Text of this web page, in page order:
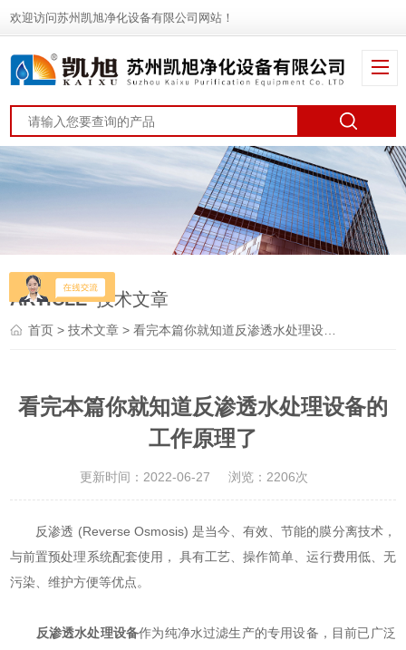
欢迎访问苏州凯旭净化设备有限公司网站！
ARTICLE 技术文章
首页 >技术文章 > 看完本篇你就知道反渗透水处理设备的工作原理了
看完本篇你就知道反渗透水处理设备的
工作原理了
更新时间：2022-06-27 浏览：2206次
反渗透 (Reverse Osmosis) 是当今、有效、节能的膜分离技术，
与前置预处理系统配套使用， 具有工艺、操作简单、运行费用低、无
污染、维护方便等优点。
反渗透水处理设备作为纯净水过滤生产的专用设备，目前已广泛